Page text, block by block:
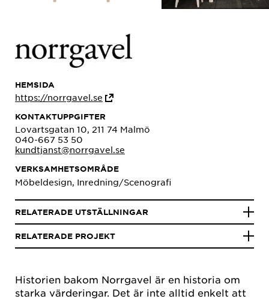
Historien bakom Norrgavel är en historia om
starka värderingar. Det är inte alltid enkelt att
HEMSIDA
https://norrgavel.se
KONTAKTUPPGIFTER
Lovartsgatan 10, 211 74 Malmö
040-667 53 50
kundtjanst@norrgavel.se
VERKSAMHETSOMRÅDE
Möbeldesign, Inredning/Scenografi
RELATERADE UTSTÄLLNINGAR
RELATERADE PROJEKT